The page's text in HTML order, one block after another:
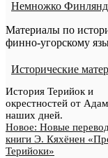
Немножко
Материалы по
финно-угорскому
Исторические
История Терийок и
окрестностей от
наших дней.
Новое: Новые
книги Э. Кяхёнен
Терийоки»